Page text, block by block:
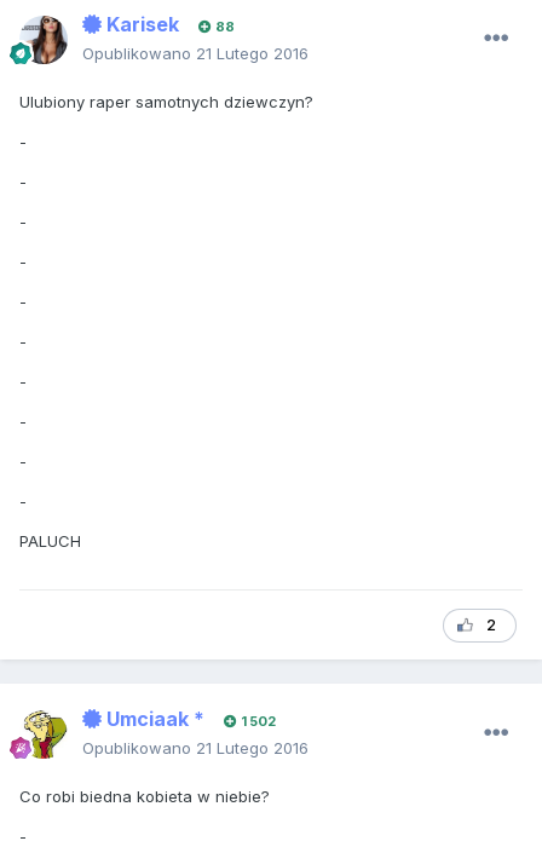
Karisek 88
Opublikowano 21 Lutego 2016
Ulubiony raper samotnych dziewczyn?
-
-
-
-
-
-
-
-
-
-
PALUCH
2
Umciaak * 1 502
Opublikowano 21 Lutego 2016
Co robi biedna kobieta w niebie?
-